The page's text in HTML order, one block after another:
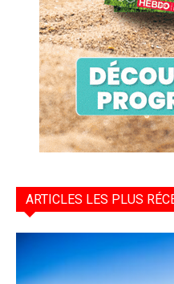
ARTICLES LES PLUS